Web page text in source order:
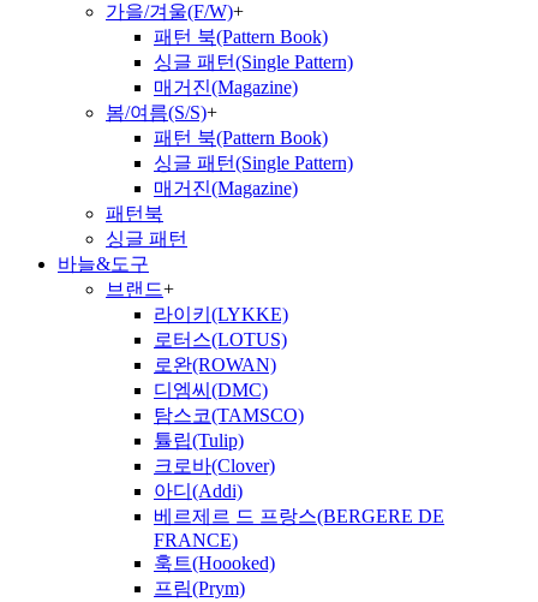
가을/겨울(F/W)+
패턴 북(Pattern Book)
싱글 패턴(Single Pattern)
매거진(Magazine)
봄/여름(S/S)+
패턴 북(Pattern Book)
싱글 패턴(Single Pattern)
매거진(Magazine)
패턴북
싱글 패턴
바늘&도구
브랜드+
라이키(LYKKE)
로터스(LOTUS)
로완(ROWAN)
디엠씨(DMC)
탐스코(TAMSCO)
튤립(Tulip)
크로바(Clover)
아디(Addi)
베르제르 드 프랑스(BERGERE DE
FRANCE)
훅트(Hoooked)
프림(Prym)